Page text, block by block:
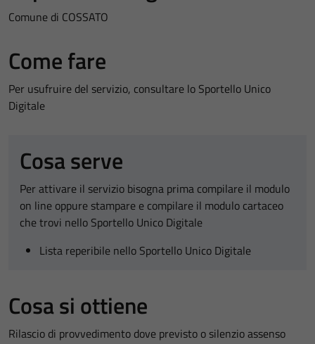
Comune di COSSATO
Come fare
Per usufruire del servizio, consultare lo Sportello Unico
Digitale
Cosa serve
Per attivare il servizio bisogna prima compilare il modulo
on line oppure stampare e compilare il modulo cartaceo
che trovi nello Sportello Unico Digitale
Lista reperibile nello Sportello Unico Digitale
Cosa si ottiene
Rilascio di provvedimento dove previsto o silenzio assenso